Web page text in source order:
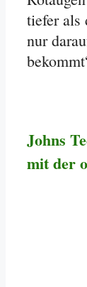
tiefer als
nur
Johns
mit der